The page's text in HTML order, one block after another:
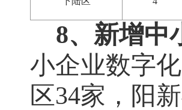
8、新增中
小企业数字
区34家，阳